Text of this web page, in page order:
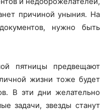
причиной уныния. На
нужно быть
пятницы предвещают
жизни тоже будет
В эти дни желательно
задачи, звезды станут